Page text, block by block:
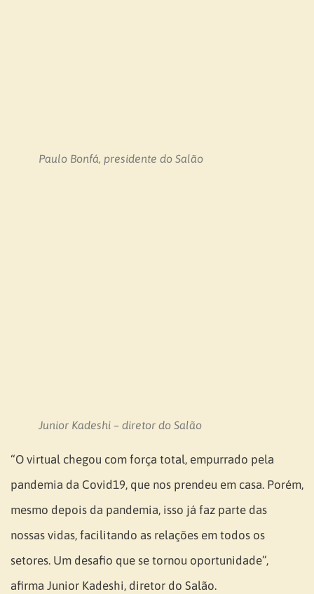
Paulo Bonfá, presidente do Salão
Junior Kadeshi – diretor do Salão
“O virtual chegou com força total, empurrado pela
pandemia da Covid19, que nos prendeu em casa. Porém,
mesmo depois da pandemia, isso já faz parte das
nossas vidas, facilitando as relações em todos os
setores. Um desafio que se tornou oportunidade”,
afirma Junior Kadeshi, diretor do Salão.